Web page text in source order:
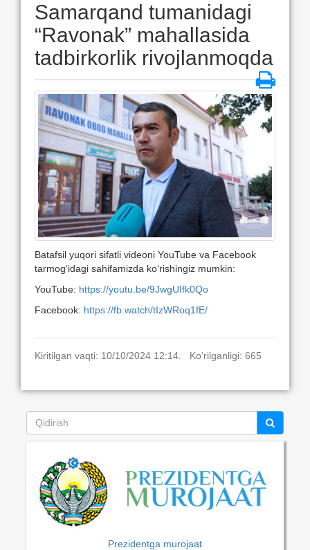
Samarqand tumanidagi
“Ravonak” mahallasida
tadbirkorlik rivojlanmoqda
Batafsil yuqori sifatli videoni YouTube va Facebook
tarmog‘idagi sahifamizda ko‘rishingiz mumkin:
YouTube: https://youtu.be/9JwgUIfk0Qo
Facebook: https://fb.watch/tIzWRoq1fE/
Kiritilgan vaqti: 10/10/2024 12:14. Ko‘rilganligi: 665
Prezidentga murojaat